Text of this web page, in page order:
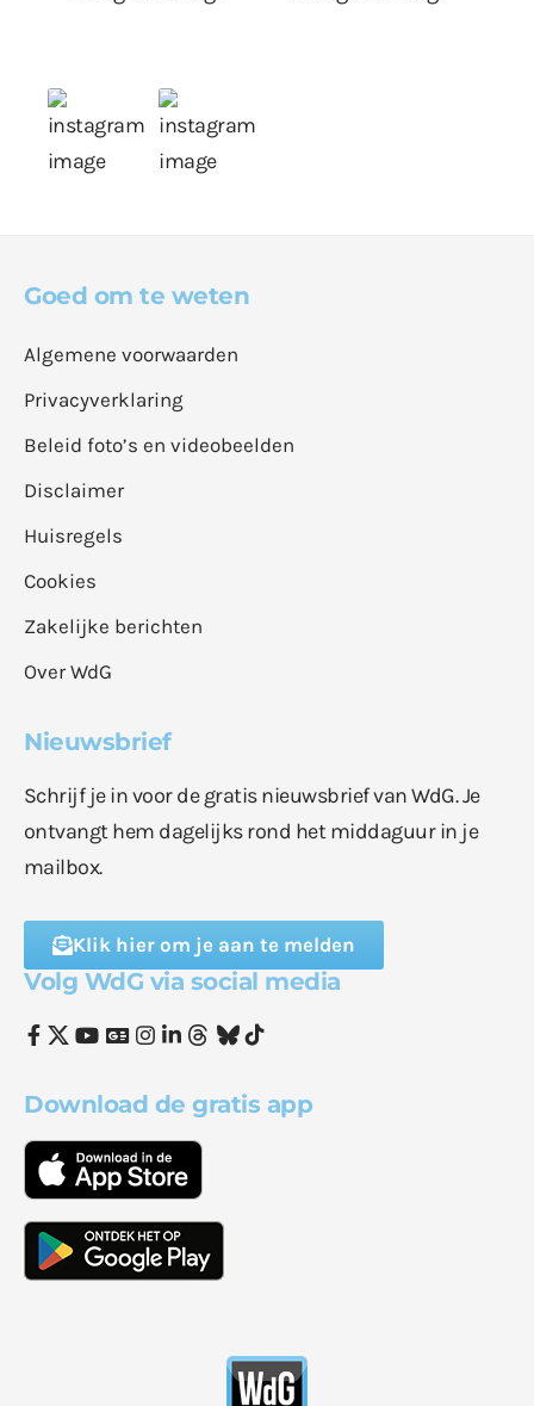
Goed om te weten
Algemene voorwaarden
Privacyverklaring
Beleid foto’s en videobeelden
Disclaimer
Huisregels
Cookies
Zakelijke berichten
Over WdG
Nieuwsbrief
Schrijf je in voor de gratis nieuwsbrief van WdG. Je
ontvangt hem dagelijks rond het middaguur in je
mailbox.
Klik hier om je aan te melden
Volg WdG via social media
Download de gratis app